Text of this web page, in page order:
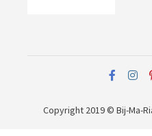
Copyright 2019 © Bij-Ma-